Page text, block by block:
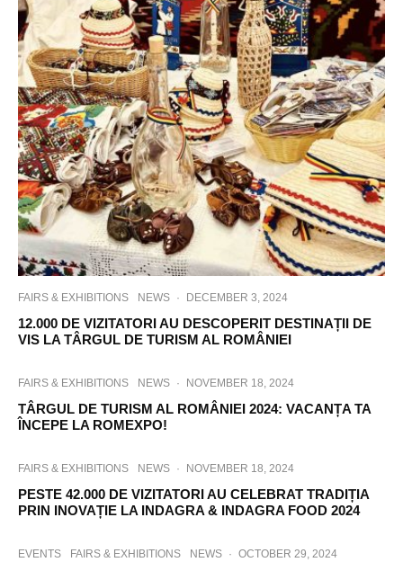
FAIRS & EXHIBITIONS NEWS · DECEMBER 3, 2024
12.000 DE VIZITATORI AU DESCOPERIT DESTINAȚII DE
VIS LA TÂRGUL DE TURISM AL ROMÂNIEI
FAIRS & EXHIBITIONS NEWS · NOVEMBER 18, 2024
TÂRGUL DE TURISM AL ROMÂNIEI 2024: VACANȚA TA
ÎNCEPE LA ROMEXPO!
FAIRS & EXHIBITIONS NEWS · NOVEMBER 18, 2024
PESTE 42.000 DE VIZITATORI AU CELEBRAT TRADIȚIA
PRIN INOVAȚIE LA INDAGRA & INDAGRA FOOD 2024
EVENTS FAIRS & EXHIBITIONS NEWS · OCTOBER 29, 2024